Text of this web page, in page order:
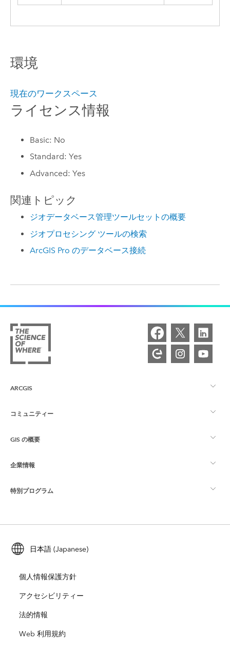
環境
現在のワークスペース
ライセンス情報
Basic: No
Standard: Yes
Advanced: Yes
関連トピック
ジオデータベース管理ツールセットの概要
ジオプロセシング ツールの検索
ArcGIS Pro のデータベース接続
ARCGIS
ArcGIS の概要
マッピング
Esri ストア
コミュニティー
Esri Community
ArcGIS ブログ
Esri Young Professionals Network
GIS の概要
GIS とは
ロケーション インテリジェンス
トレーニング
ArcUser
ArcNews
ArcWatch
企業情報
Esri について
採用情報
オープンビジョン
企業行動規範
特別プログラム
ArcGIS for Student Use
自然保護
教育機関
日本語 (Japanese)
個人情報保護方針
アクセシビリティー
法的情報
Web 利用規約